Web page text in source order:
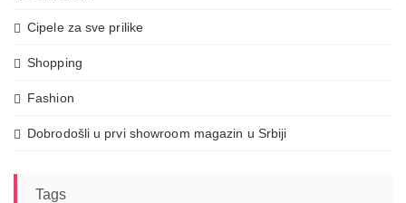
Cipele za sve prilike
Shopping
Fashion
Dobrodošli u prvi showroom magazin u Srbiji
Tags